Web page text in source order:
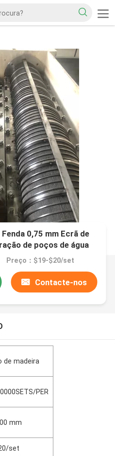
0,75 mm Ecrã de
de poços de água
Preço：$19-$20/set
Contacte-nos
de madeira
PER
mm
set